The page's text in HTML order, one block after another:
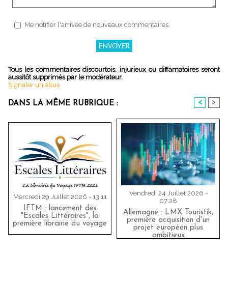
Me notifier l'arrivée de nouveaux commentaires
Tous les commentaires discourtois, injurieux ou diffamatoires seront
aussitôt supprimés par le modérateur.
Signaler un abus
DANS LA MÊME RUBRIQUE : < >
Mercredi 29 Juillet 2026 - 13:11
IFTM : lancement des
"Escales Littéraires", la
première librairie du voyage
Vendredi 24 Juillet 2026 -
07:28
Allemagne : LMX Touristik,
première acquisition d'un
projet européen plus
ambitieux